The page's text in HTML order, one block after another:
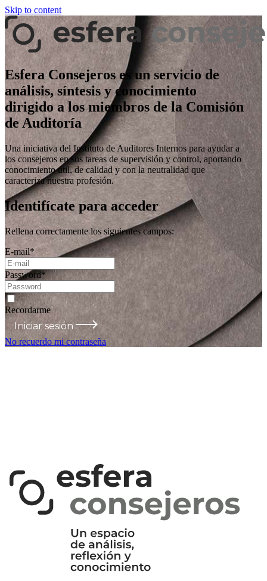
Skip to content
Esfera Consejeros es un servicio de
análisis, síntesis y conocimiento
dirigido a los miembros de la Comisión
de Auditoría
Una iniciativa del Instituto de Auditores Internos para ayudar a
los consejeros en sus tareas de supervisión y control, aportando
conocimiento útil, de calidad y con la neutralidad que
caracteriza nuestra profesión.
Identifícate para acceder
Rellena correctamente los siguientes campos:
E-mail*
Password*
Recordarme
Iniciar sesión
No recuerdo mi contraseña